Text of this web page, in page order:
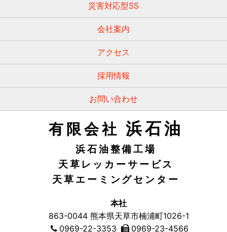
災害対応型SS
会社案内
アクセス
採用情報
お問い合わせ
有限会社浜石油
浜石油整備工場
天草レッカーサービス
天草エーミングセンター
本社
863-0044 熊本県天草市楠浦町1026-1
0969-22-3353
0969-23-4566